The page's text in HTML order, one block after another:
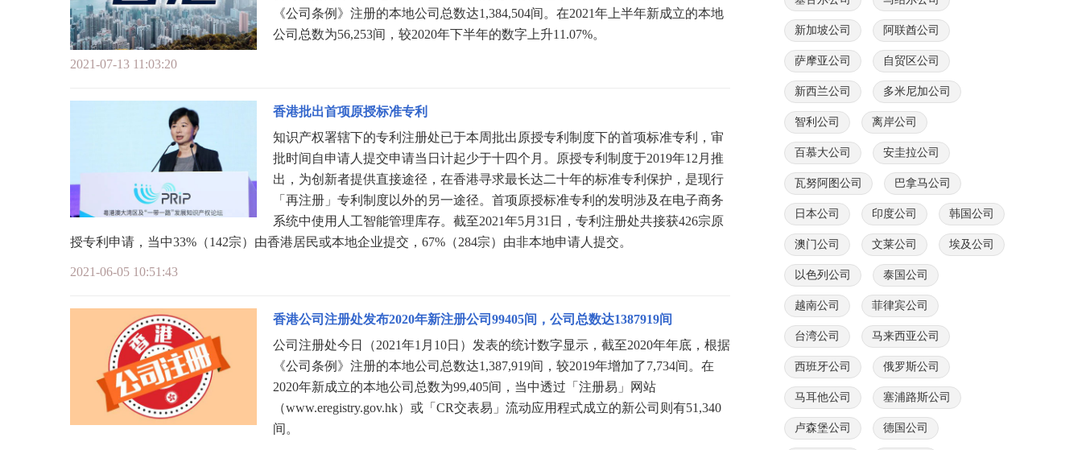
《公司条例》注册的本地公司总数达1,384,504间。在2021年上半年新成立的本地
公司总数为56,253间，较2020年下半年的数字上升11.07%。
2021-07-13 11:03:20
香港批出首项原授标准专利
知识产权署辖下的专利注册处已于本周批出原授专利制度下的首项标准专利，审
批时间自申请人提交申请当日计起少于十四个月。原授专利制度于2019年12月推
出，为创新者提供直接途径，在香港寻求最长达二十年的标准专利保护，是现行
「再注册」专利制度以外的另一途径。首项原授标准专利的发明涉及在电子商务
系统中使用人工智能管理库存。截至2021年5月31日，专利注册处共接获426宗原
授专利申请，当中33%（142宗）由香港居民或本地企业提交，67%（284宗）由非本地申请人提交。
2021-06-05 10:51:43
香港公司注册处发布2020年新注册公司99405间，公司总数达1387919间
公司注册处今日（2021年1月10日）发表的统计数字显示，截至2020年年底，根据
《公司条例》注册的本地公司总数达1,387,919间，较2019年增加了7,734间。在
2020年新成立的本地公司总数为99,405间，当中透过「注册易」网站
（www.eregistry.gov.hk）或「CR交表易」流动应用程式成立的新公司则有51,340
间。
新加坡公司 阿联酋公司
萨摩亚公司 自贸区公司
新西兰公司 多米尼加公司
智利公司 离岸公司
百慕大公司 安圭拉公司
瓦努阿图公司 巴拿马公司
日本公司 印度公司 韩国公司
澳门公司 文莱公司 埃及公司
以色列公司 泰国公司
越南公司 菲律宾公司
台湾公司 马来西亚公司
西班牙公司 俄罗斯公司
马耳他公司 塞浦路斯公司
卢森堡公司 德国公司